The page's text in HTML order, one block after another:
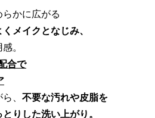
かに広がる
メイクとなじみ、
。
合で
、 不要な汚れや皮脂を
りした洗い上がり。